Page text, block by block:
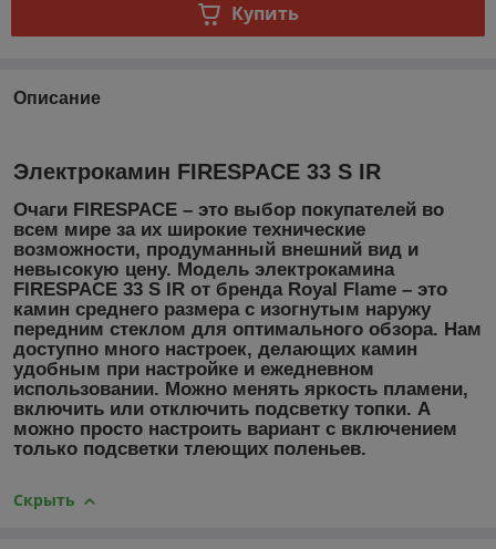
Купить
Описание
Электрокамин FIRESPACE 33 S IR
Очаги FIRESPACE – это выбор покупателей во
всем мире за их широкие технические
возможности, продуманный внешний вид и
невысокую цену. Модель электрокамина
FIRESPACE 33 S IR от бренда Royal Flame – это
камин среднего размера с изогнутым наружу
передним стеклом для оптимального обзора. Нам
доступно много настроек, делающих камин
удобным при настройке и ежедневном
использовании. Можно менять яркость пламени,
включить или отключить подсветку топки. А
можно просто настроить вариант с включением
только подсветки тлеющих поленьев.
Скрыть